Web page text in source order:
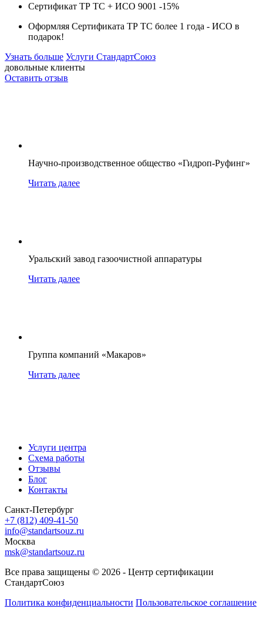
Сертификат ТР ТС + ИСО 9001 -15%
Оформляя Сертификата ТР ТС более 1 года - ИСО в
подарок!
Узнать больше Услуги СтандартСоюз
довольные клиенты
Оставить отзыв
Научно-производственное общество «Гидроп-Руфинг»
Читать далее
Уральский завод газоочистной аппаратуры
Читать далее
Группа компаний «Макаров»
Читать далее
Услуги центра
Схема работы
Отзывы
Блог
Контакты
Санкт-Петербург
+7 (812) 409-41-50
info@standartsouz.ru
Москва
msk@standartsouz.ru
Все права защищены © 2026 - Центр сертификации
СтандартСоюз
Политика конфиденциальности Пользовательское соглашение